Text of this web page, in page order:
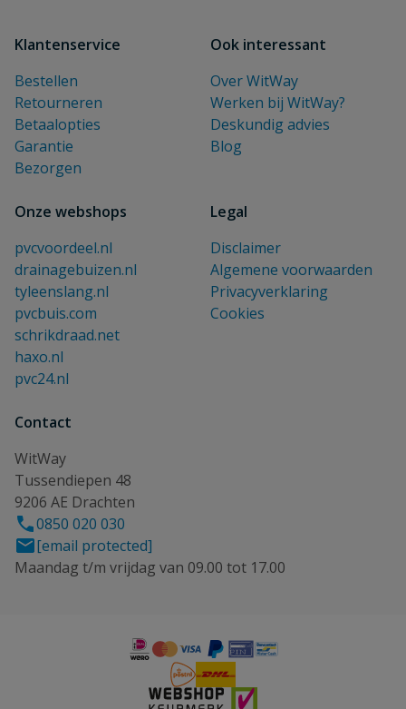
Klantenservice
Bestellen
Retourneren
Betaalopties
Garantie
Bezorgen
Ook interessant
Over WitWay
Werken bij WitWay?
Deskundig advies
Blog
Onze webshops
pvcvoordeel.nl
drainagebuizen.nl
tyleenslang.nl
pvcbuis.com
schrikdraad.net
haxo.nl
pvc24.nl
Legal
Disclaimer
Algemene voorwaarden
Privacyverklaring
Cookies
Contact
WitWay
Tussendiepen 48
9206 AE Drachten
0850 020 030
[email protected]
Maandag t/m vrijdag van 09.00 tot 17.00